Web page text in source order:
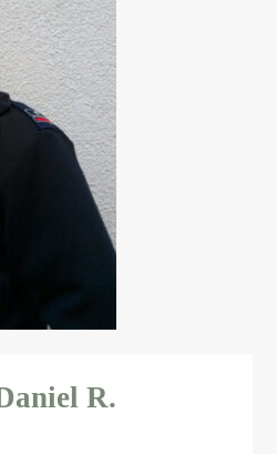
R.